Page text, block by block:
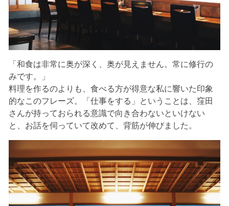
「和食は非常に奥が深く、奥が見えません。常に修行の
みです。」
料理を作るのよりも、食べる方が得意な私に響いた印象
的なこのフレーズ。「仕事をする」ということは、窪田
さんが持っておられる意識で向き合わないといけない
と、お話を伺っていて改めて、背筋が伸びました。